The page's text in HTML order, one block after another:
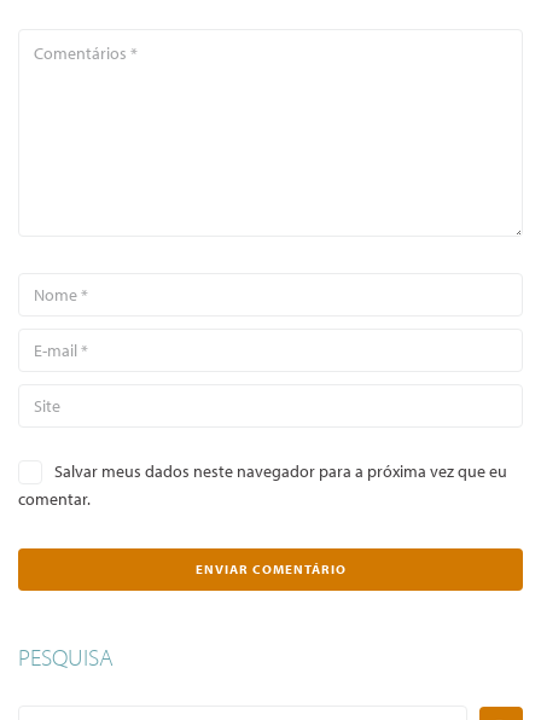
Salvar meus dados neste navegador para a próxima vez que eu
comentar.
PESQUISA